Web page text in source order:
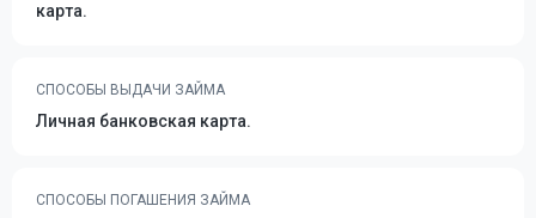
карта.
СПОСОБЫ ВЫДАЧИ ЗАЙМА
Личная банковская карта.
СПОСОБЫ ПОГАШЕНИЯ ЗАЙМА